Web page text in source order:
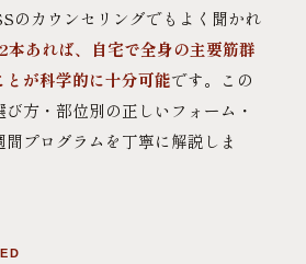
カウンセリングでもよく聞かれ
本あれば、自宅で全身の主要筋群
とが科学的に十分可能です。この
方・部位別の正しいフォーム・
プログラムを丁寧に解説しま